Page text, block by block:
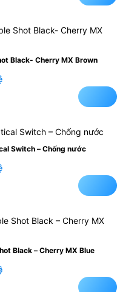
Black- Cherry MX Brown
Switch – Chống nước
Black – Cherry MX Blue